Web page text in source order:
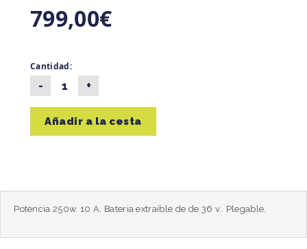
799,00€
Cantidad:
Añadir a la cesta
Potencia 250w. 10 A. Bateria extraible de de 36 v.. Plegable.